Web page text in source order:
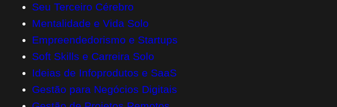
Seu Terceiro Cérebro
Mentalidade e Vida Solo
Empreendedorismo e Startups
Soft Skills e Carreira Solo
Ideias de Infoprodutos e SaaS
Gestão para Negócios Digitais